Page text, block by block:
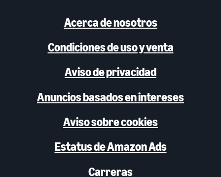
Acerca de nosotros
Condiciones de uso y venta
Aviso de privacidad
Anuncios basados en intereses
Aviso sobre cookies
Estatus de Amazon Ads
Carreras